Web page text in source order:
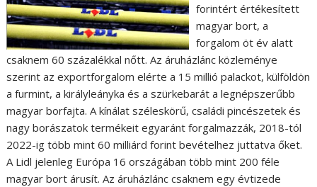
forintért értékesített
magyar bort, a
forgalom öt év alatt
csaknem 60 százalékkal nőtt. Az áruházlánc közleménye
szerint az exportforgalom elérte a 15 millió palackot, külföldön
a furmint, a királyleányka és a szürkebarát a legnépszerűbb
magyar borfajta. A kínálat széleskörű, családi pincészetek és
nagy borászatok termékeit egyaránt forgalmazzák, 2018-tól
2022-ig több mint 60 milliárd forint bevételhez juttatva őket.
A Lidl jelenleg Európa 16 országában több mint 200 féle
magyar bort árusít. Az áruházlánc csaknem egy évtizede